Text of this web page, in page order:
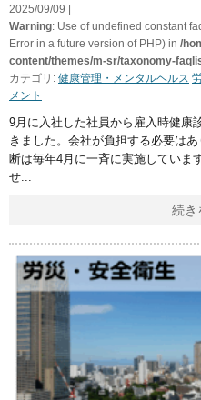
2025/09/09 |
Warning: Use of undefined constant
Error in a future version of PHP) in /
content/themes/m-sr/taxonomy-
カテゴリ: 健康管理・メンタルヘルス
メント
9月に入社した社員から雇入時健康
きました。会社が負担する必要は
断は毎年4月に一斉に実施していま
せ
続き